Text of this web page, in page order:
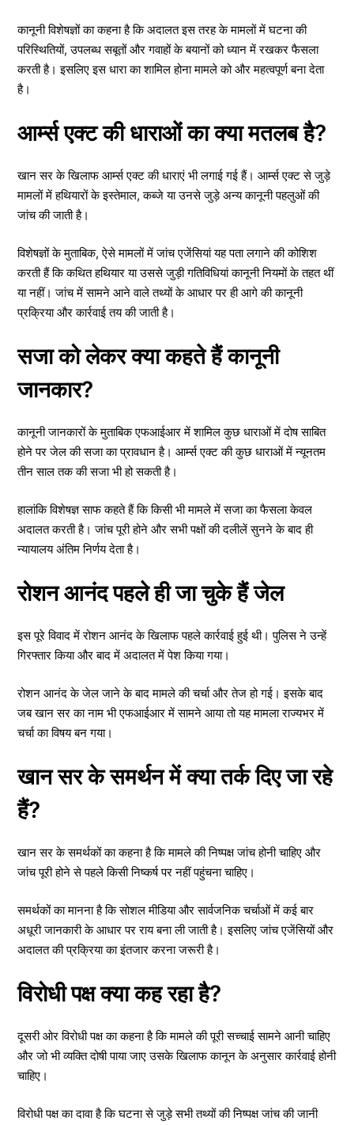
कानूनी विशेषज्ञों का कहना है कि अदालत इस तरह के मामलों में घटना की
परिस्थितियों, उपलब्ध सबूतों और गवाहों के बयानों को ध्यान में रखकर फैसला
करती है। इसलिए इस धारा का शामिल होना मामले को और महत्वपूर्ण बना देता
है।
आर्म्स एक्ट की धाराओं का क्या मतलब है?
खान सर के खिलाफ आर्म्स एक्ट की धाराएं भी लगाई गई हैं। आर्म्स एक्ट से जुड़े
मामलों में हथियारों के इस्तेमाल, कब्जे या उनसे जुड़े अन्य कानूनी पहलुओं की
जांच की जाती है।
विशेषज्ञों के मुताबिक, ऐसे मामलों में जांच एजेंसियां यह पता लगाने की कोशिश
करती हैं कि कथित हथियार या उससे जुड़ी गतिविधियां कानूनी नियमों के तहत थीं
या नहीं। जांच में सामने आने वाले तथ्यों के आधार पर ही आगे की कानूनी
प्रक्रिया और कार्रवाई तय की जाती है।
सजा को लेकर क्या कहते हैं कानूनी
जानकार?
कानूनी जानकारों के मुताबिक एफआईआर में शामिल कुछ धाराओं में दोष साबित
होने पर जेल की सजा का प्रावधान है। आर्म्स एक्ट की कुछ धाराओं में न्यूनतम
तीन साल तक की सजा भी हो सकती है।
हालांकि विशेषज्ञ साफ कहते हैं कि किसी भी मामले में सजा का फैसला केवल
अदालत करती है। जांच पूरी होने और सभी पक्षों की दलीलें सुनने के बाद ही
न्यायालय अंतिम निर्णय देता है।
रोशन आनंद पहले ही जा चुके हैं जेल
इस पूरे विवाद में रोशन आनंद के खिलाफ पहले कार्रवाई हुई थी। पुलिस ने उन्हें
गिरफ्तार किया और बाद में अदालत में पेश किया गया।
रोशन आनंद के जेल जाने के बाद मामले की चर्चा और तेज हो गई। इसके बाद
जब खान सर का नाम भी एफआईआर में सामने आया तो यह मामला राज्यभर में
चर्चा का विषय बन गया।
खान सर के समर्थन में क्या तर्क दिए जा रहे
हैं?
खान सर के समर्थकों का कहना है कि मामले की निष्पक्ष जांच होनी चाहिए और
जांच पूरी होने से पहले किसी निष्कर्ष पर नहीं पहुंचना चाहिए।
समर्थकों का मानना है कि सोशल मीडिया और सार्वजनिक चर्चाओं में कई बार
अधूरी जानकारी के आधार पर राय बना ली जाती है। इसलिए जांच एजेंसियों और
अदालत की प्रक्रिया का इंतजार करना जरूरी है।
विरोधी पक्ष क्या कह रहा है?
दूसरी ओर विरोधी पक्ष का कहना है कि मामले की पूरी सच्चाई सामने आनी चाहिए
और जो भी व्यक्ति दोषी पाया जाए उसके खिलाफ कानून के अनुसार कार्रवाई होनी
चाहिए।
विरोधी पक्ष का दावा है कि घटना से जुड़े सभी तथ्यों की निष्पक्ष जांच की जानी